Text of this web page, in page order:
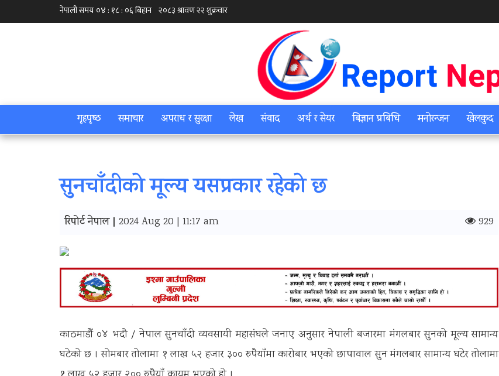
गृहपृष्‍ठ समाचार अपराध र सुरक्षा लेख संवाद अर्थ र सेयर बिज्ञान प्रबिधि मनोरन्जन खेलकुद
सुनचाँदीको मूल्य यसप्रकार रहेको छ
रिपोर्ट नेपाल | 2024 Aug 20 | 11:17 am 929
काठमाडौँ ०४ भदौ / नेपाल सुनचाँदी व्यवसायी महासंघले जनाए अनुसार नेपाली बजारमा मंगलबार सुनको मूल्य सामान्य
घटेको छ । सोमबार तोलामा १ लाख ५२ हजार ३०० रुपैयाँमा कारोबार भएको छापावाल सुन मंगलबार सामान्य घटेर तोलामा